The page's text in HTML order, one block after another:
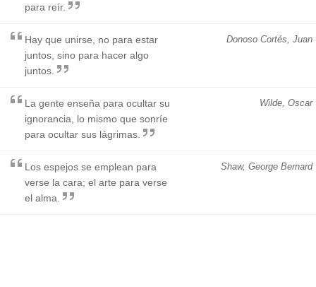
para reír.
Donoso Cortés, Juan
Hay que unirse, no para estar
juntos, sino para hacer algo
juntos.
Wilde, Oscar
La gente enseña para ocultar su
ignorancia, lo mismo que sonríe
para ocultar sus lágrimas.
Shaw, George Bernard
Los espejos se emplean para
verse la cara; el arte para verse
el alma.